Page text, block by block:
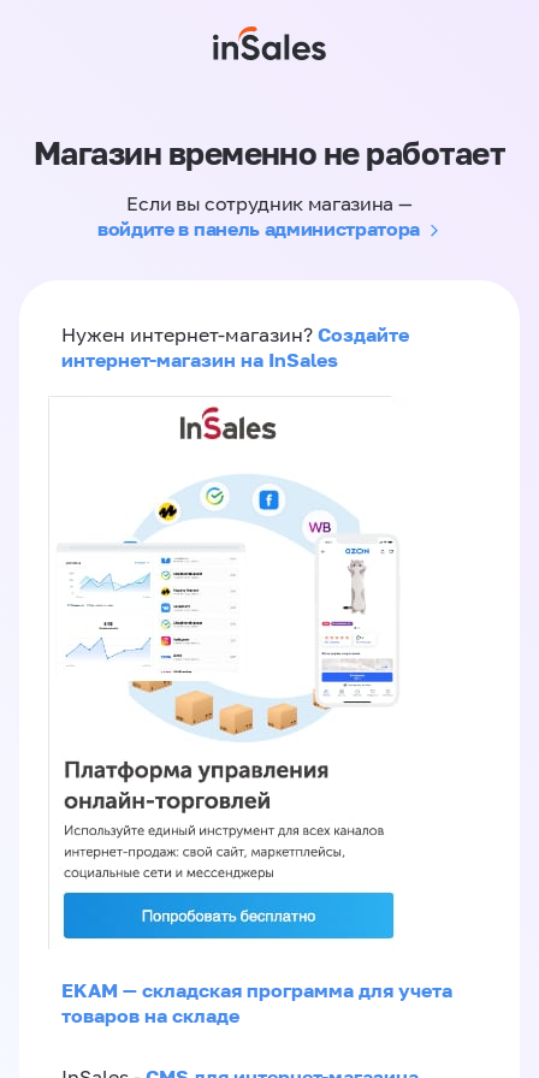
Магазин временно не работает
Если вы сотрудник магазина —
войдите в панель администратора
Нужен интернет-магазин? Создайте
интернет-магазин на InSales
EKAM — складская программа для учета
товаров на складе